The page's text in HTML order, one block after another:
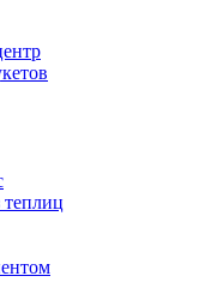
теплиц